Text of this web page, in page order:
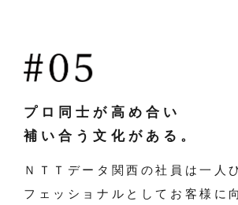
プロ同士が高め合い
補い合う文化がある。
ＮＴＴデータ関西の社員は一人
フェッショナルとしてお客様に